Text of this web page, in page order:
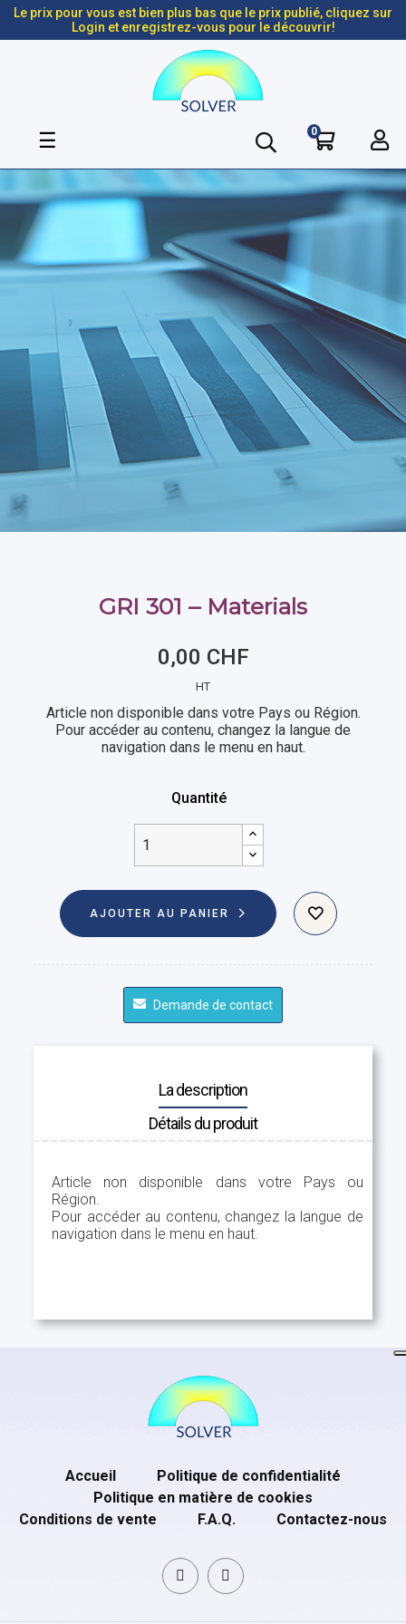
Le prix pour vous est bien plus bas que le prix publié, cliquez sur
Login et enregistrez-vous pour le découvrir!
Basculer
navigation
☰ 0
GRI 301 – Materials
0,00 CHF
HT
Article non disponible dans votre Pays ou Région.
Pour accéder au contenu, changez la langue de
navigation dans le menu en haut.
Quantité
AJOUTER AU PANIER
Demande de contact
La description
Détails du produit
Article non disponible dans votre Pays ou
Région.
Pour accéder au contenu, changez la langue de
navigation dans le menu en haut.
Accueil
Politique de confidentialité
Politique en matière de cookies
Conditions de vente
F.A.Q. Contactez-nous